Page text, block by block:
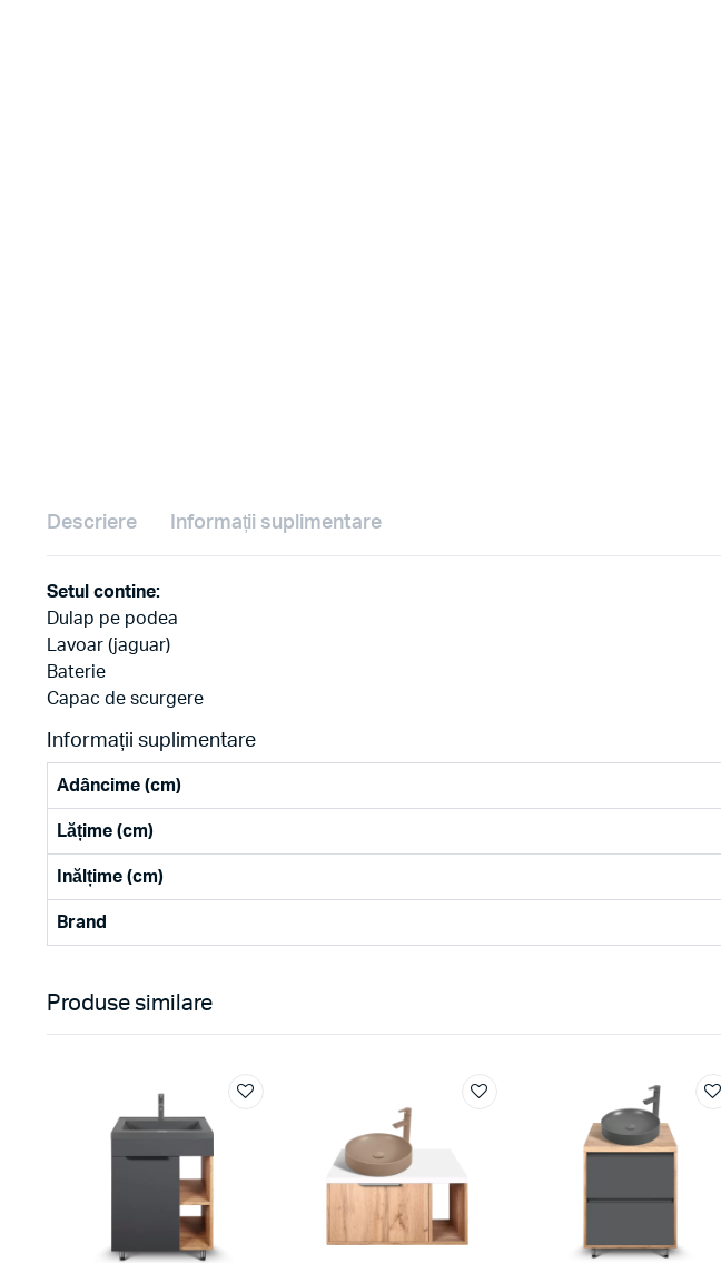
Descriere Informații suplimentare
Setul contine:
Dulap pe podea
Lavoar (jaguar)
Baterie
Capac de scurgere
Informații suplimentare
Adâncime (cm)
Lățime (cm)
Inălțime (cm)
Brand
Produse similare